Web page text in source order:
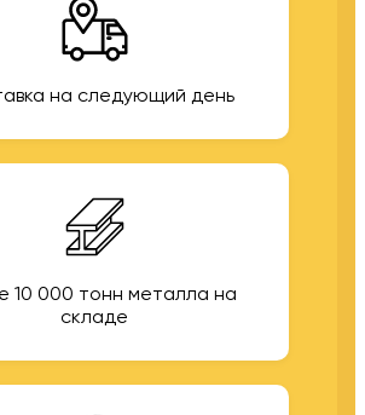
на следующий день
10 000 тонн металла на
складе